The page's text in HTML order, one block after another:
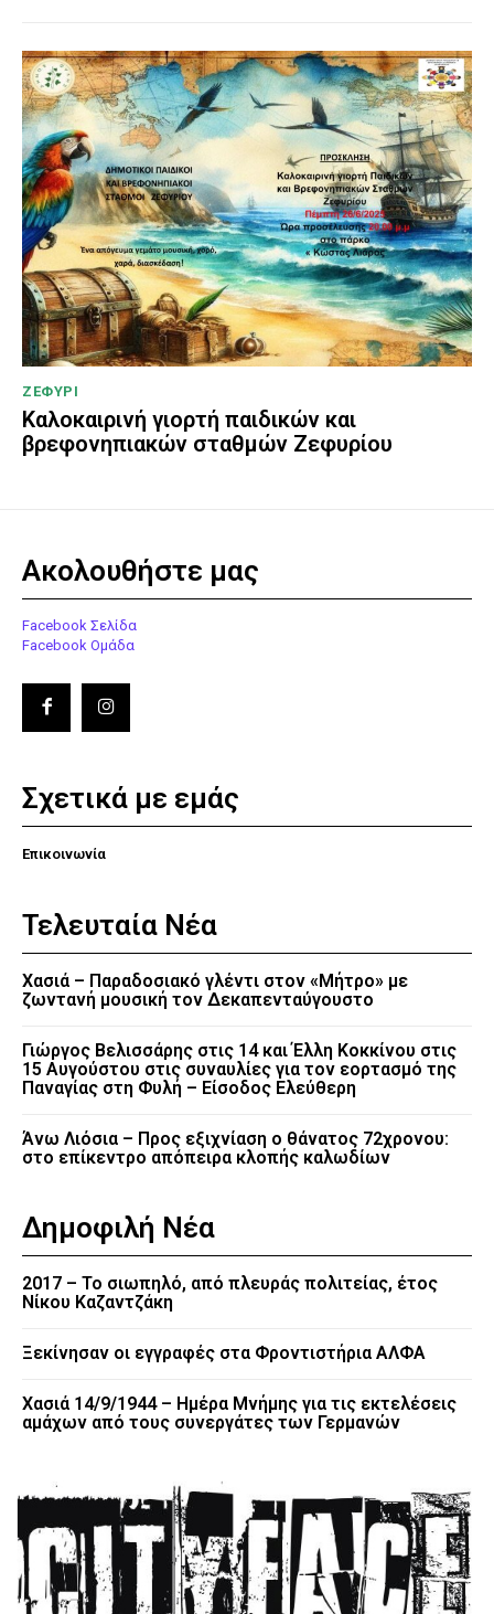
ΖΕΦΥΡΙ
Καλοκαιρινή γιορτή παιδικών και
βρεφονηπιακών σταθμών Ζεφυρίου
Ακολουθήστε μας
Facebook Σελίδα
Facebook Ομάδα
Σχετικά με εμάς
Επικοινωνία
Τελευταία Νέα
Χασιά – Παραδοσιακό γλέντι στον «Μήτρο» με
ζωντανή μουσική τον Δεκαπενταύγουστο
Γιώργος Βελισσάρης στις 14 και Έλλη Κοκκίνου στις
15 Αυγούστου στις συναυλίες για τον εορτασμό της
Παναγίας στη Φυλή – Είσοδος Ελεύθερη
Άνω Λιόσια – Προς εξιχνίαση ο θάνατος 72χρονου:
στο επίκεντρο απόπειρα κλοπής καλωδίων
Δημοφιλή Νέα
2017 – Το σιωπηλό, από πλευράς πολιτείας, έτος
Νίκου Καζαντζάκη
Ξεκίνησαν οι εγγραφές στα Φροντιστήρια ΑΛΦΑ
Χασιά 14/9/1944 – Ημέρα Μνήμης για τις εκτελέσεις
αμάχων από τους συνεργάτες των Γερμανών